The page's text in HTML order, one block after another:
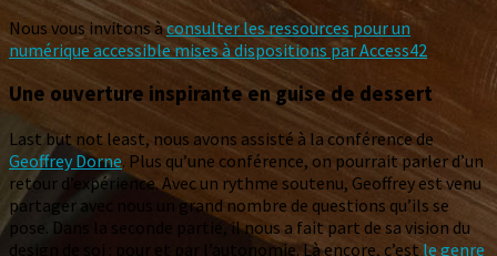
Nous vous invitons àconsulter les ressources pour un
numérique accessible mises à dispositions par Access42
Une ouverture inspirante en guise de dessert
Last but not least, nous avons assisté à la conférence de
Geoffrey Dorne. Plus qu’une conférence, on pourrait parler d’un
retour d’expérience. Avec un rythme soutenu, Geoffrey est venu
partager avec nous un grand nombre de questions qu’ils se
pose. Dans la seconde partie, il nous a fait part de sa vision du
design de soi : pour et par l’autonomie. Là encore, c’est le genre